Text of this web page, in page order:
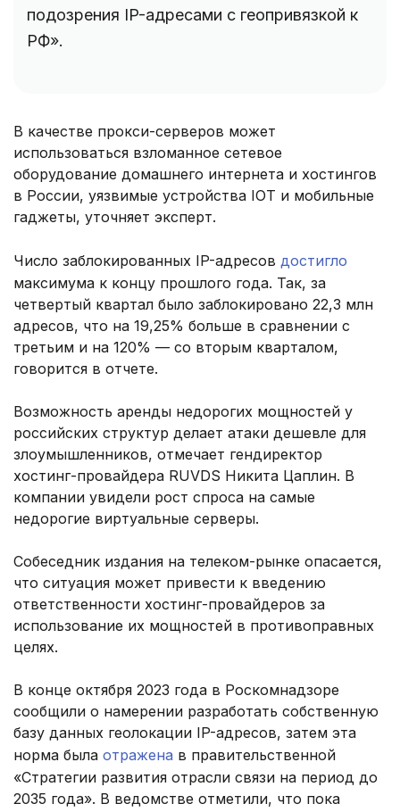
подозрения IP-адресами с геопривязкой к
РФ».
В качестве прокси-серверов может
использоваться взломанное сетевое
оборудование домашнего интернета и хостингов
в России, уязвимые устройства IOT и мобильные
гаджеты, уточняет эксперт.
Число заблокированных IP-адресов достигло
максимума к концу прошлого года. Так, за
четвертый квартал было заблокировано 22,3 млн
адресов, что на 19,25% больше в сравнении с
третьим и на 120% — со вторым кварталом,
говорится в отчете.
Возможность аренды недорогих мощностей у
российских структур делает атаки дешевле для
злоумышленников, отмечает гендиректор
хостинг-провайдера RUVDS Никита Цаплин. В
компании увидели рост спроса на самые
недорогие виртуальные серверы.
Собеседник издания на телеком-рынке опасается,
что ситуация может привести к введению
ответственности хостинг-провайдеров за
использование их мощностей в противоправных
целях.
В конце октября 2023 года в Роскомнадзоре
сообщили о намерении разработать собственную
базу данных геолокации IP-адресов, затем эта
норма была отражена в правительственной
«Стратегии развития отрасли связи на период до
2035 года». В ведомстве отметили, что пока